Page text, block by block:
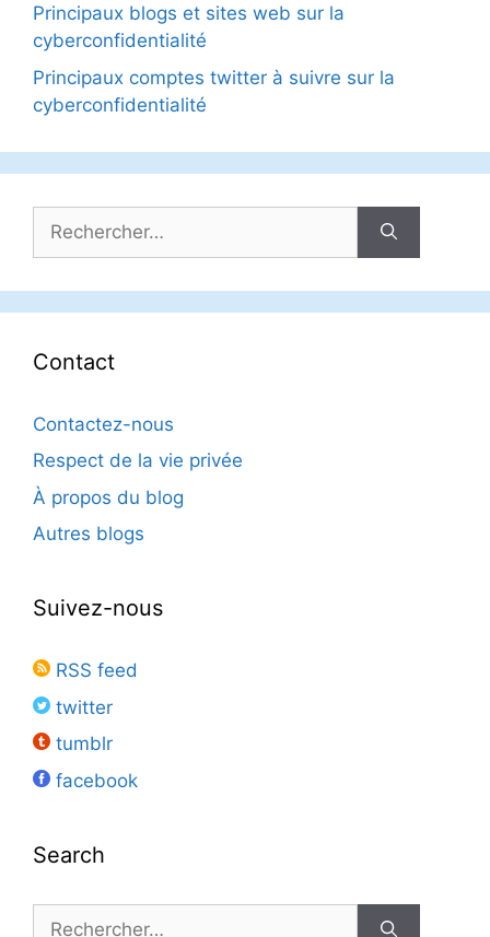
Principaux blogs et sites web sur la
cyberconfidentialité
Principaux comptes twitter à suivre sur la
cyberconfidentialité
Contact
Contactez-nous
Respect de la vie privée
À propos du blog
Autres blogs
Suivez-nous
RSS feed
twitter
tumblr
facebook
Search